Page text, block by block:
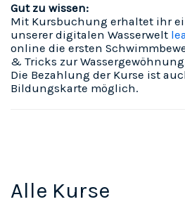
Gut zu wissen:
Mit Kursbuchung erhaltet ihr
unserer digitalen Wasserwelt
online die ersten
& Tricks zur
Die Bezahlung der Kurse ist
Bildungskarte möglich.
Alle Kurse